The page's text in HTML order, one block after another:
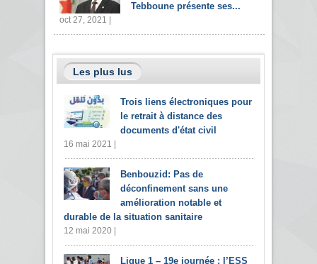
Tebboune présente ses...
oct 27, 2021 |
Les plus lus
Trois liens électroniques pour
le retrait à distance des
documents d'état civil
16 mai 2021 |
Benbouzid: Pas de
déconfinement sans une
amélioration notable et
durable de la situation sanitaire
12 mai 2020 |
Ligue 1 – 19e journée : l’ESS